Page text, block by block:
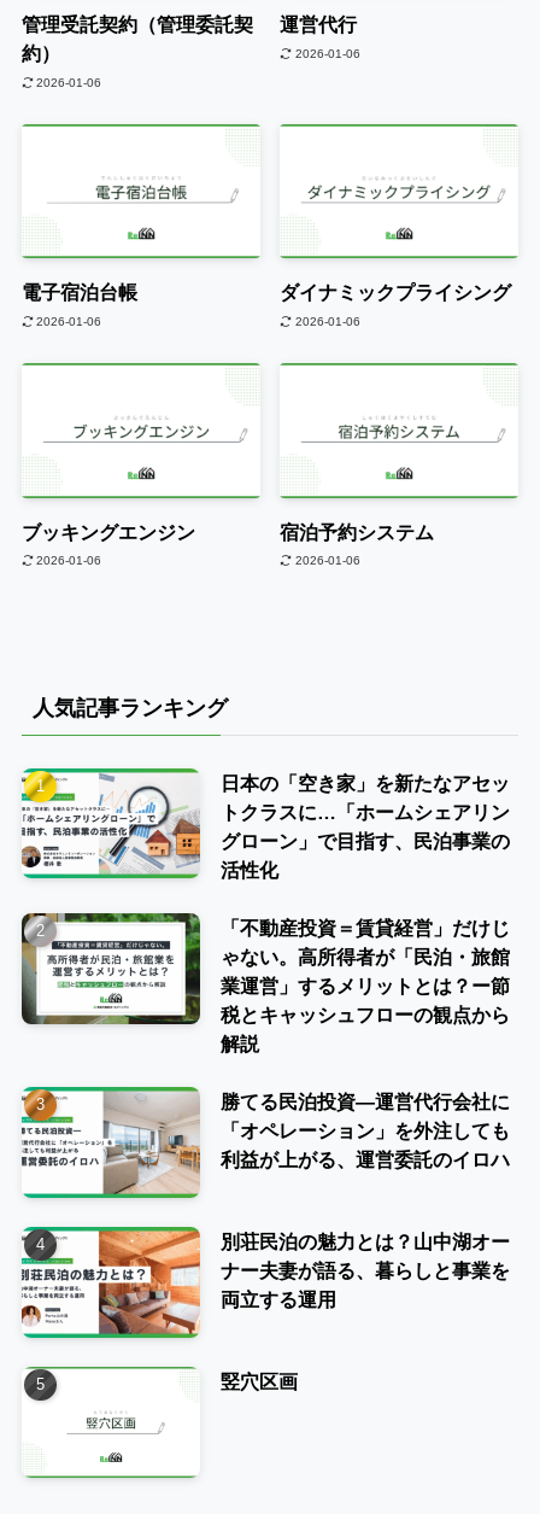
管理受託契約（管理委託契
約）
2026-01-06
運営代行
2026-01-06
電子宿泊台帳
2026-01-06
ダイナミックプライシング
2026-01-06
ブッキングエンジン
2026-01-06
宿泊予約システム
2026-01-06
人気記事ランキング
日本の「空き家」を新たなアセッ
トクラスに…「ホームシェアリン
グローン」で目指す、民泊事業の
活性化
「不動産投資＝賃貸経営」だけじ
ゃない。高所得者が「民泊・旅館
業運営」するメリットとは？ー節
税とキャッシュフローの観点から
解説
勝てる民泊投資―運営代行会社に
「オペレーション」を外注しても
利益が上がる、運営委託のイロハ
別荘民泊の魅力とは？山中湖オー
ナー夫妻が語る、暮らしと事業を
両立する運用
竪穴区画